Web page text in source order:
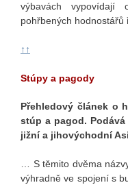
výbavách vypovídají
pohřbených
↑↑
Stúpy a pagody
Přehledový článek o
stúp a pagod.
jižní a jihovýchodní
… S těmito dvěma
výhradně ve spojení s